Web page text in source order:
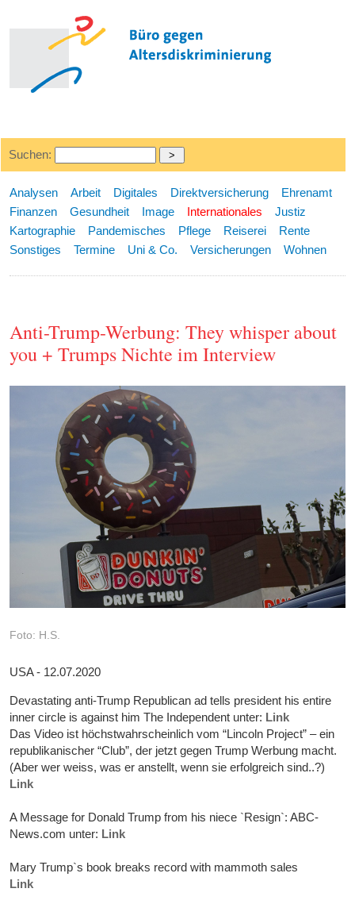
Suchen:
Analysen Arbeit Digitales Direktversicherung
Ehrenamt
Finanzen
Gesundheit Image Internationales
Justiz
Kartographie
Pandemisches Pflege Reiserei
Rente
Sonstiges
Termine Uni & Co. Versicherungen Wohnen
Anti-Trump-Werbung: They whisper about
you + Trumps Nichte im Interview
Foto: H.S.
USA - 12.07.2020
Devastating anti-Trump Republican ad tells president his entire
inner circle is against him The Independent unter: Link
Das Video ist höchstwahrscheinlich vom “Lincoln Project” – ein
republikanischer “Club”, der jetzt gegen Trump Werbung macht.
(Aber wer weiss, was er anstellt, wenn sie erfolgreich sind..?)
Link
A Message for Donald Trump from his niece `Resign`: ABC-
News.com unter: Link
Mary Trump`s book breaks record with mammoth sales
Link